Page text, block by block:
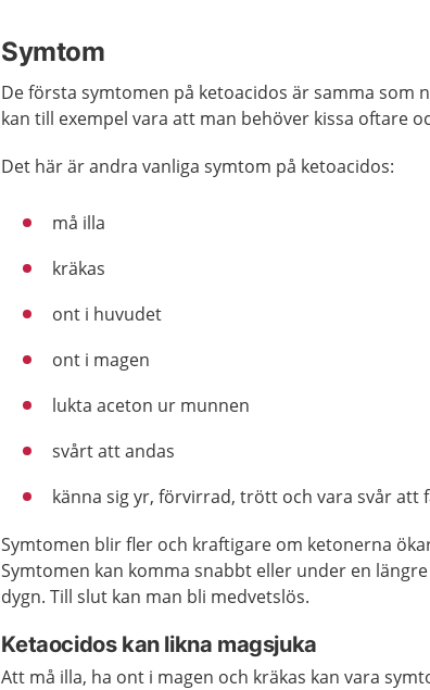
Symtom
De första symtomen på ketoacidos är samma som
kan till exempel vara att man behöver kissa oftare
Det här är andra vanliga symtom på ketoacidos:
må illa
kräkas
ont i huvudet
ont i magen
lukta aceton ur munnen
svårt att andas
känna sig yr, förvirrad, trött och vara svår att
Symtomen blir fler och kraftigare om ketonerna
Symtomen kan komma snabbt eller under en
dygn. Till slut kan man bli medvetslös.
Ketaocidos kan likna magsjuka
Att må illa, ha ont i magen och kräkas kan vara